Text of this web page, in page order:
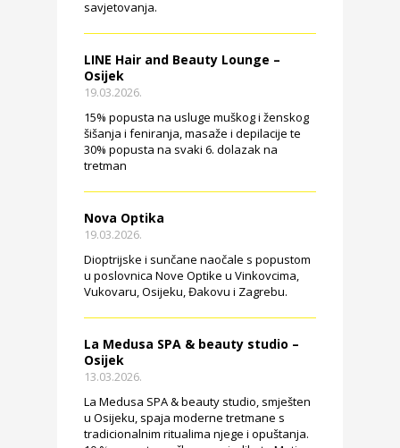
savjetovanja.
LINE Hair and Beauty Lounge –
Osijek
19.03.2026.
15% popusta na usluge muškog i ženskog
šišanja i feniranja, masaže i depilacije te
30% popusta na svaki 6. dolazak na
tretman
Nova Optika
19.03.2026.
Dioptrijske i sunčane naočale s popustom
u poslovnica Nove Optike u Vinkovcima,
Vukovaru, Osijeku, Đakovu i Zagrebu.
La Medusa SPA & beauty studio –
Osijek
13.03.2026.
La Medusa SPA & beauty studio, smješten
u Osijeku, spaja moderne tretmane s
tradicionalnim ritualima njege i opuštanja.